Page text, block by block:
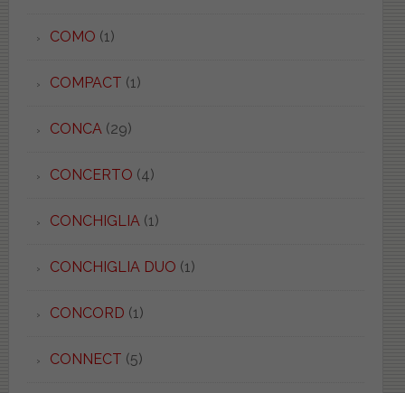
COMO (1)
COMPACT (1)
CONCA (29)
CONCERTO (4)
CONCHIGLIA (1)
CONCHIGLIA DUO (1)
CONCORD (1)
CONNECT (5)